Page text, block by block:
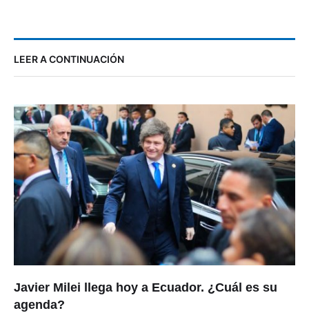
LEER A CONTINUACIÓN
Javier Milei llega hoy a Ecuador. ¿Cuál es su
agenda?